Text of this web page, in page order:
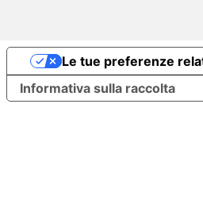
Informativa sulla raccolta
Le tue preferenze